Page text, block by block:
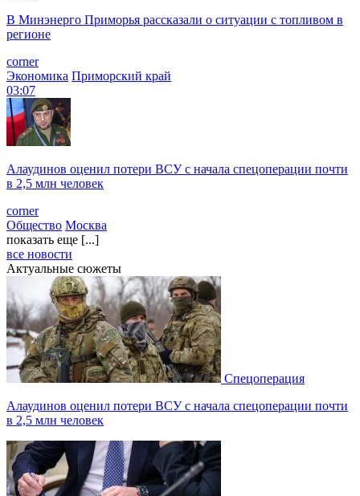
В Минэнерго Приморья рассказали о ситуации с топливом в
регионе
corner
Экономика Приморский край
03:07
Алаудинов оценил потери ВСУ с начала спецоперации почти
в 2,5 млн человек
corner
Общество Москва
показать еще [...]
все новости
Актуальные сюжеты
Спецоперация
Алаудинов оценил потери ВСУ с начала спецоперации почти
в 2,5 млн человек